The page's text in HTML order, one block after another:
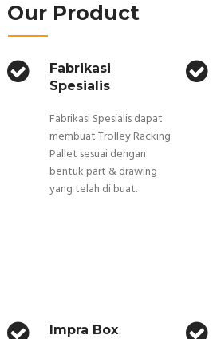
Our Product
Fabrikasi
Spesialis
Fabrikasi Spesialis dapat
membuat Trolley Racking
Pallet sesuai dengan
bentuk part & drawing
yang telah di buat.
Impra Box